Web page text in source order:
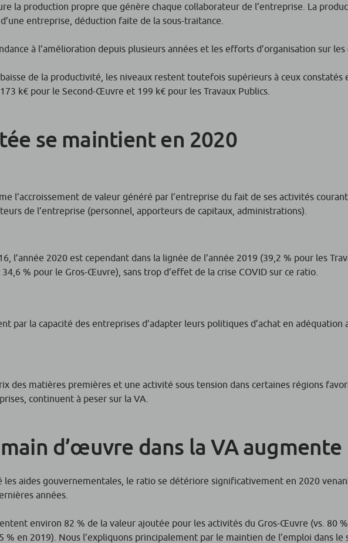
la production propre que génère chaque collaborateur de l’entreprise. La
entreprise, déduction faite de la sous-traitance.
à l’amélioration depuis plusieurs années et les efforts d’organisation sur les
de la productivité, les niveaux restent toutefois supérieurs à ceux constatés
k€ pour le Second-Œuvre et 199 k€ pour les Travaux Publics.
se maintient en 2020
l’accroissement de valeur généré par l’entreprise du fait de ses activités
de l’entreprise (personnel, apporteurs de capitaux, administrations).
l’année 2020 est cependant dans la lignée de l’année 2019 (39,2 % pour les
% pour le Gros-Œuvre), sans trop d’effet de la crise COVID sur ce ratio.
par la capacité des entreprises d’adapter leurs politiques d’achat en adéquation
des matières premières et une activité sous tension dans certaines régions
continuent à peser sur la VA.
d’œuvre dans la VA augmente
les aides gouvernementales, le ratio se détériore significativement en 2020
années.
environ 82 % de la valeur ajoutée pour les activités du Gros-Œuvre (vs. 80
% en 2019). Nous l’expliquons principalement par le maintien de l’emploi dans le